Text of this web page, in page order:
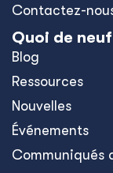
Contactez-
Quoi de neuf
Blog
Ressources
Nouvelles
Événements
Communiqués